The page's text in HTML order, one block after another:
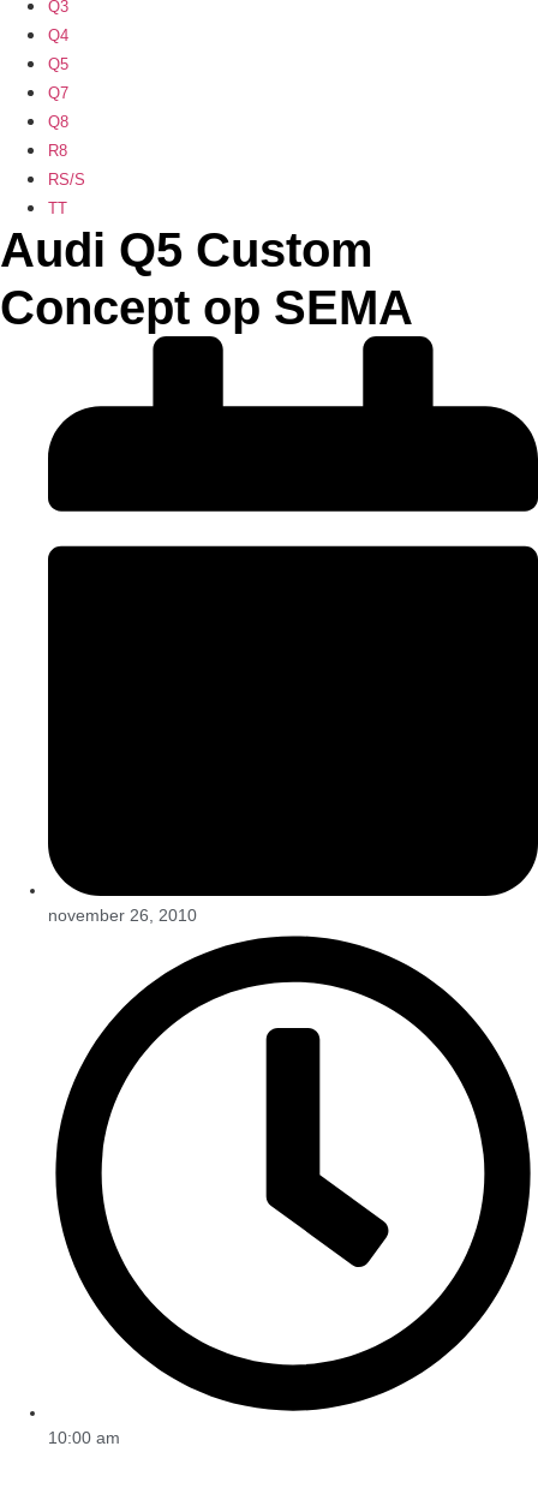
Q3
Q4
Q5
Q7
Q8
R8
RS/S
TT
Audi Q5 Custom
Concept op SEMA
november 26, 2010
10:00 am